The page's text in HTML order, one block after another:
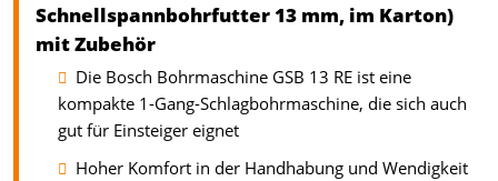
Schnellspannbohrfutter 13 mm, im Karton)
mit Zubehör
Die Bosch Bohrmaschine GSB 13 RE ist eine
kompakte 1-Gang-Schlagbohrmaschine, die sich auch
gut für Einsteiger eignet
Hoher Komfort in der Handhabung und Wendigkeit